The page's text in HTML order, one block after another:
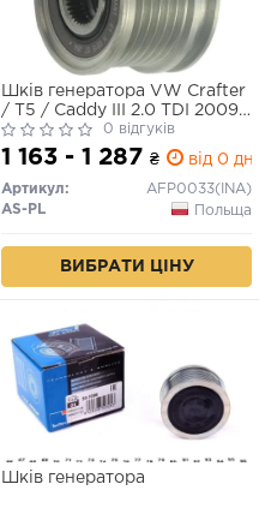
Шків генератора VW Crafter
/ T5 / Caddy III 2.0 TDI 2009 -
(INA)
0 відгуків
1 163 - 1 287 ₴ від 0 дн.
Артикул:
AFP0033(INA)
AS-PL
Польща
ВИБРАТИ ЦІНУ
Шків генератора